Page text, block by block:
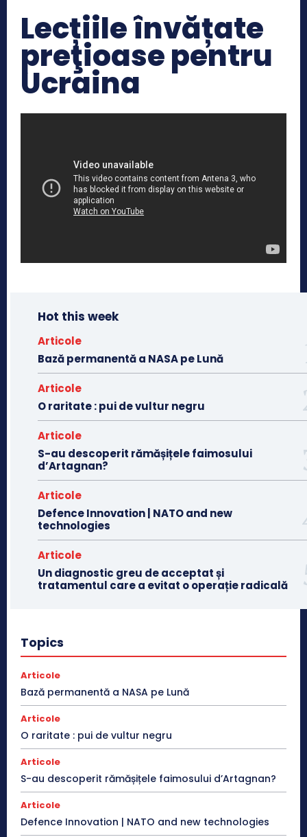
Lecțiile învățate
preţioase pentru
Ucraina
Hot this week
Articole
Bază permanentă a NASA pe Lună
Articole
O raritate : pui de vultur negru
Articole
S-au descoperit rămășițele faimosului
d’Artagnan?
Articole
Defence Innovation | NATO and new
technologies
Articole
Un diagnostic greu de acceptat și
tratamentul care a evitat o operație radicală
Topics
Articole
Bază permanentă a NASA pe Lună
Articole
O raritate : pui de vultur negru
Articole
S-au descoperit rămășițele faimosului d’Artagnan?
Articole
Defence Innovation | NATO and new technologies